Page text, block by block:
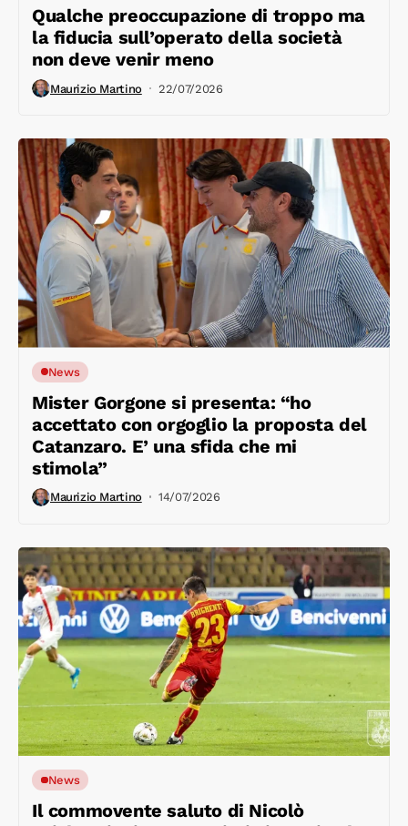
Qualche preoccupazione di troppo ma
la fiducia sull’operato della società
non deve venir meno
Maurizio Martino 22/07/2026
News
Mister Gorgone si presenta: “ho
accettato con orgoglio la proposta del
Catanzaro. E’ una sfida che mi
stimola”
Maurizio Martino 14/07/2026
News
Il commovente saluto di Nicolò